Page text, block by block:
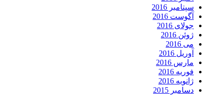
سپتامبر 2016
آگوست 2016
جولای 2016
ژوئن 2016
می 2016
آوریل 2016
مارس 2016
فوریه 2016
ژانویه 2016
دسامبر 2015